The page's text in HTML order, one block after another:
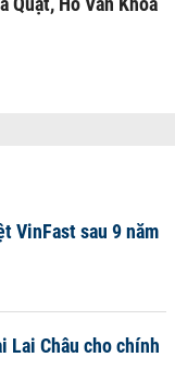
VinFast sau 9 năm
Lai Châu cho chính